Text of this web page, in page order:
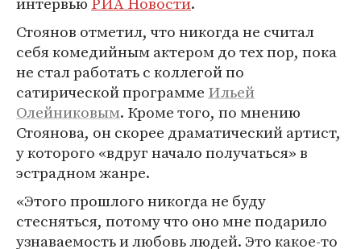
Стоянов отметил, что никогда не считал
себя комедийным актером до тех пор, пока
не стал работать с коллегой по
сатирической программе Ильей
Олейниковым. Кроме того, по мнению
Стоянова, он скорее драматический артист,
у которого «вдруг начало получаться» в
эстрадном жанре.
«Этого прошлого никогда не буду
стесняться, потому что оно мне подарило
узнаваемость и любовь людей. Это какое-то